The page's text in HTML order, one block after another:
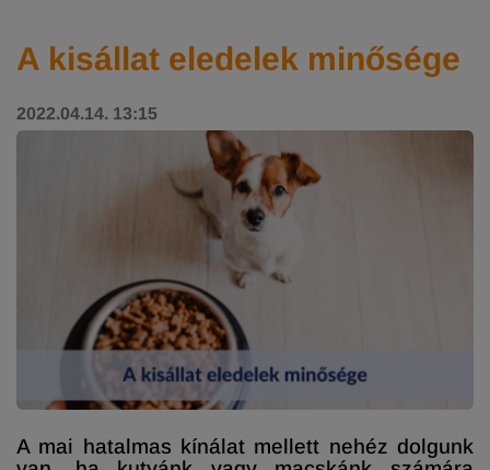
A kisállat eledelek minősége
2022.04.14. 13:15
A mai hatalmas kínálat mellett nehéz dolgunk